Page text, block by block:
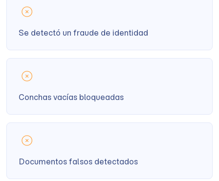
Se detectó un fraude de identidad
Conchas vacías bloqueadas
Documentos falsos detectados